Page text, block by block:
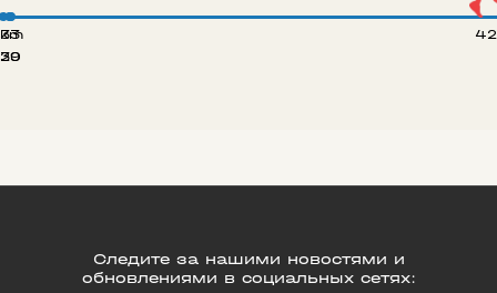
20
33
39
Следите за нашими новостями и
обновлениями в социальных сетях: